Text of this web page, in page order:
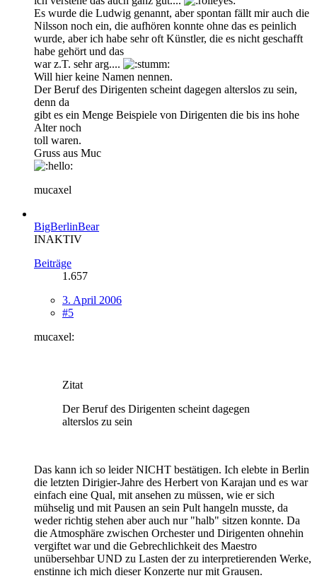
Es wurde die Ludwig genannt, aber spontan fällt mir auch die
Nilsson noch ein, die aufhören konnte ohne das es peinlich
wurde, aber ich habe sehr oft Künstler, die es nicht geschafft
habe gehört und das
war z.T. sehr arg....
Will hier keine Namen nennen.
Der Beruf des Dirigenten scheint dagegen alterslos zu sein,
denn da
gibt es ein Menge Beispiele von Dirigenten die bis ins hohe
Alter noch
toll waren.
Gruss aus Muc
mucaxel
BigBerlinBear
INAKTIV
Beiträge
1.657
3. April 2006
#5
mucaxel:
Zitat
Der Beruf des Dirigenten scheint dagegen
alterslos zu sein
Das kann ich so leider NICHT bestätigen. Ich elebte in Berlin
die letzten Dirigier-Jahre des Herbert von Karajan und es war
einfach eine Qual, mit ansehen zu müssen, wie er sich
mühselig und mit Pausen an sein Pult hangeln musste, da
weder richtig stehen aber auch nur "halb" sitzen konnte. Da
die Atmosphäre zwischen Orchester und Dirigenten ohnehin
vergiftet war und die Gebrechlichkeit des Maestro
unübersehbar UND zu Lasten der zu interpretierenden Werke,
enstinne ich mich dieser Konzerte nur mit Grausen.